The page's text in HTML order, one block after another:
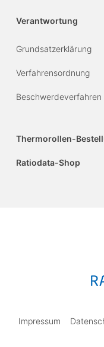
Verantwortung
Grundsatzerklärung
Verfahrensordnung
Beschwerdeverfahren
Thermorollen-
Ratiodata-Shop
Impressum